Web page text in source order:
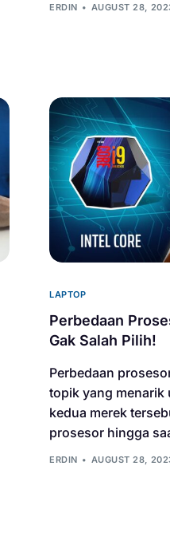
ERDIN AUGUST 28,
LAPTOP
Perbedaan
Gak Salah Pilih!
Perbedaan
topik yang menarik
kedua merek
prosesor hingga
ERDIN AUGUST 28,